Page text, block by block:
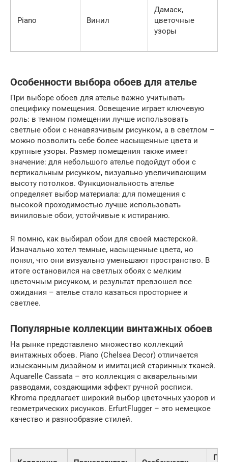
Piano Винил
Дамаск,
цветочные
узоры
Особенности выбора обоев для ателье
При выборе обоев для ателье важно учитывать
специфику помещения. Освещение играет ключевую
роль: в темном помещении лучше использовать
светлые обои с ненавязчивым рисунком, а в светлом –
можно позволить себе более насыщенные цвета и
крупные узоры. Размер помещения также имеет
значение: для небольшого ателье подойдут обои с
вертикальным рисунком, визуально увеличивающим
высоту потолков. Функциональность ателье
определяет выбор материала: для помещения с
высокой проходимостью лучше использовать
виниловые обои, устойчивые к истиранию.
Я помню, как выбирал обои для своей мастерской.
Изначально хотел темные, насыщенные цвета, но
понял, что они визуально уменьшают пространство. В
итоге остановился на светлых обоях с мелким
цветочным рисунком, и результат превзошел все
ожидания – ателье стало казаться просторнее и
светлее.
Популярные коллекции винтажных обоев
На рынке представлено множество коллекций
винтажных обоев. Piano (Chelsea Decor) отличается
изысканным дизайном и имитацией старинных тканей.
Aquarelle Cassata – это коллекция с акварельными
разводами, создающими эффект ручной росписи.
Khroma предлагает широкий выбор цветочных узоров и
геометрических рисунков. ErfurtFlugger – это немецкое
качество и разнообразие стилей.